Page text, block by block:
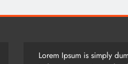
Lorem Ipsum is simply